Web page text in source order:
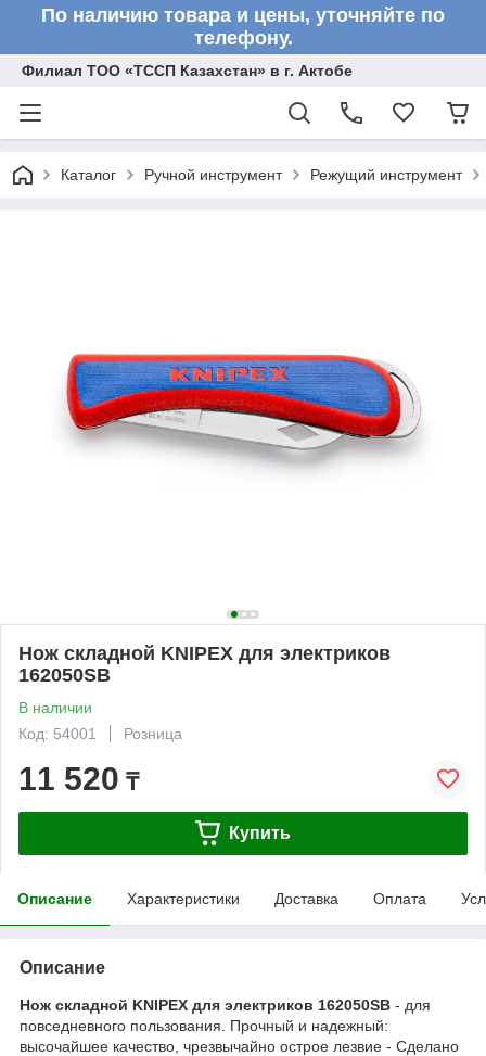
По наличию товара и цены, уточняйте по
телефону.
Филиал ТОО «ТССП Казахстан» в г. Актобе
Каталог Ручной инструмент Режущий инструмент
Нож складной KNIPEX для электриков
162050SB
В наличии
Код: 54001
Розница
11 520 ₸
Купить
Описание Характеристики Доставка Оплата
Описание
Нож складной KNIPEX для электриков 162050SB - для
повседневного пользования. Прочный и надежный:
высочайшее качествo, чрезвычайно острое лезвие - Сделано